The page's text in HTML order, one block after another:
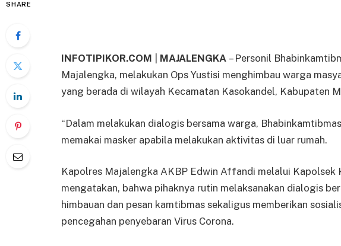
SHARE
INFOTIPIKOR.COM MAJALENGKA – Personil
Majalengka, melakukan Ops Yustisi menghimbau warga
yang berada di wilayah Kecamatan Kasokandel, Kabupaten
“Dalam melakukan dialogis bersama warga,
memakai masker apabila melakukan aktivitas di luar rumah.
Kapolres Majalengka AKBP Edwin Affandi melalui Kapolsek
mengatakan, bahwa pihaknya rutin melaksanakan dialogis
himbauan dan pesan kamtibmas sekaligus memberikan
pencegahan penyebaran Virus Corona.